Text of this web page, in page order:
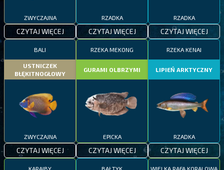
ZWYCZAJNA
CZYTAJ WIĘCEJ
RZADKA
CZYTAJ WIĘCEJ
RZADKA
CZYTAJ WIĘCEJ
BALI
USTNICZEK
BŁĘKITNOGŁOWY
ZWYCZAJNA
CZYTAJ WIĘCEJ
RZEKA MEKONG
GURAMI OLBRZYMI
EPICKA
CZYTAJ WIĘCEJ
RZEKA KENAI
LIPIEŃ ARKTYCZNY
RZADKA
CZYTAJ WIĘCEJ
KARAIBY BAŁTYK WIELKA RAFA KORALOWA